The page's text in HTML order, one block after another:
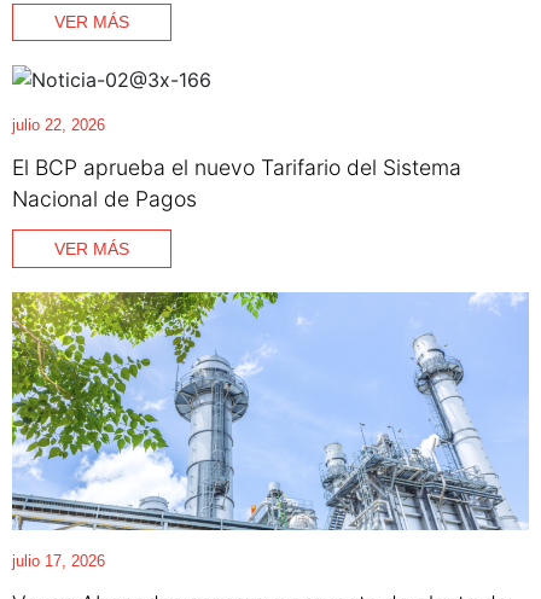
VER MÁS
julio 22, 2026
El BCP aprueba el nuevo Tarifario del Sistema
Nacional de Pagos
VER MÁS
julio 17, 2026